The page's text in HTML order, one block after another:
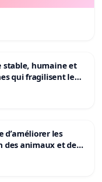
stable, humaine et
qui fragilisent le
d’améliorer les
des animaux et de
en magasin